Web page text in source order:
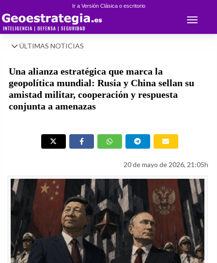
Ir a Versión Clásica o escritorio
Toggle
ÚLTIMAS NOTICIAS
Una alianza estratégica que marca la
geopolítica mundial: Rusia y China sellan su
amistad militar, cooperación y respuesta
conjunta a amenazas
20 de mayo de 2026, 21:05h